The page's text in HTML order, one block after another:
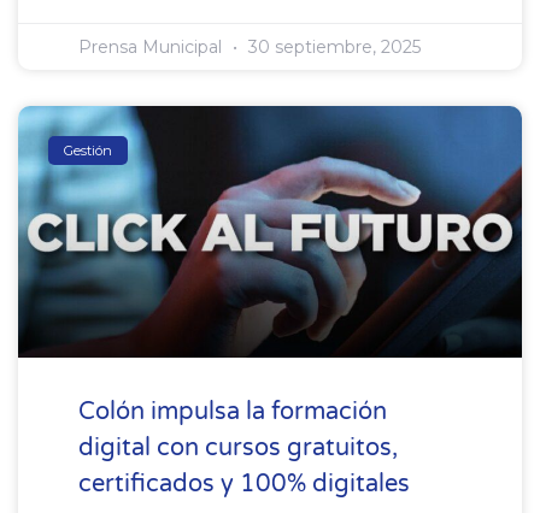
Prensa Municipal 30 septiembre, 2025
Gestión
Colón impulsa la formación
digital con cursos gratuitos,
certificados y 100% digitales